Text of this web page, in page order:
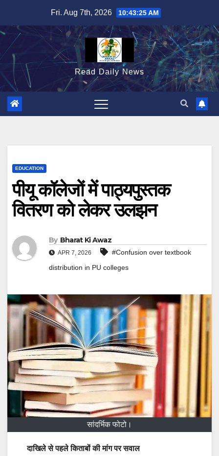
content
Fri. Aug 7th, 2026 10:43:26 AM
Read Daily News
EDUCATION
पीयू कॉलेजों में पाठ्यपुस्तक
वितरण को लेकर उलझन
By Bharat Ki Awaz
APR 7, 2026
#Confusion over textbook
distribution in PU colleges
सांदर्भिक फोटो।
दाखिले से पहले किताबों की मांग पर सवाल